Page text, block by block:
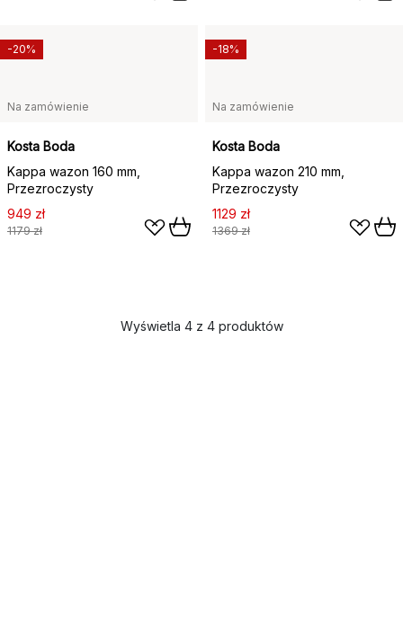
Na zamówienie
Kosta Boda
Kappa wazon 160 mm,
Przezroczysty
949 zł
1179 zł
-20%
Na zamówienie
Kosta Boda
Kappa wazon 210 mm,
Przezroczysty
1129 zł
1369 zł
-18%
Wyświetla 4 z 4 produktów